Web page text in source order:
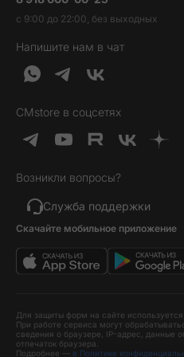
Наушники и колонки
Гаджеты
Услуги и софт
Идеи подарков
Товары дня
Выгодные комплекты
Хиты продаж
Уценка
Трейд-ин
Гарантия и возврат
Доставка и оплата
Кредит и рассрочка
Контакты
Обратная связь
О нас
с 9:00 до 22:00, без выходных
Напишите нам в чат
CMstore в соцсетях
Возникли вопросы?
Служба поддержки
Скачайте мобильное приложение
Для защиты форм на сайте используется
При работе сервиса могут
сведения о браузере, IP-адрес, данные
отпечаток браузера.
Подробнее — в Политике